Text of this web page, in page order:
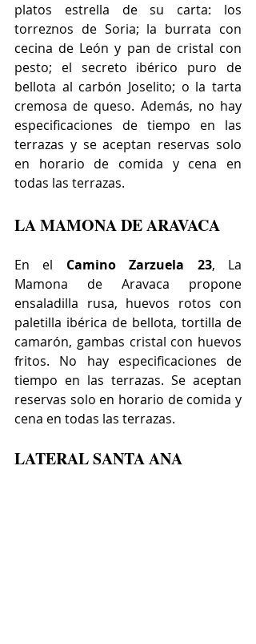
torreznos de Soria; la burrata con
cecina de León y pan de cristal con
pesto; el secreto ibérico puro de
bellota al carbón Joselito; o la tarta
cremosa de queso. Además, no hay
especificaciones de tiempo en las
terrazas y se aceptan reservas solo
en horario de comida y cena en
todas las terrazas.
LA MAMONA DE ARAVACA
En el Camino Zarzuela 23, La
Mamona de Aravaca propone
ensaladilla rusa, huevos rotos con
paletilla ibérica de bellota, tortilla de
camarón, gambas cristal con huevos
fritos. No hay especificaciones de
tiempo en las terrazas. Se aceptan
reservas solo en horario de comida y
cena en todas las terrazas.
LATERAL SANTA ANA